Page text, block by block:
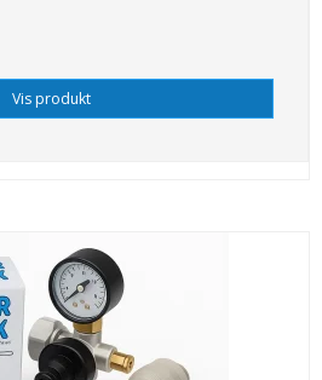
Vis produkt